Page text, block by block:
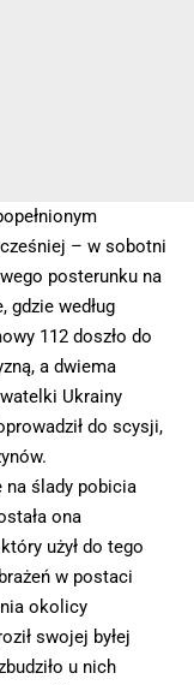
– w sobotni
posterunku na
gdzie według
112 doszło do
a dwiema
Ukrainy
do scysji,
na ślady pobicia
ona
użył do tego
w postaci
okolicy
swojej byłej
u nich